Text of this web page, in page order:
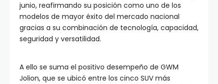
junio, reafirmando su posición como uno de los
modelos de mayor éxito del mercado nacional
gracias a su combinación de tecnología, capacidad,
seguridad y versatilidad.
A ello se suma el positivo desempeño de GWM
Jolion, que se ubicó entre los cinco SUV más